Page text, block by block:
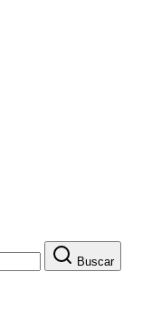
Buscar